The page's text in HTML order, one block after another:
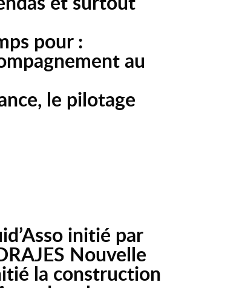
pour :
au
le pilotage
initié par
Nouvelle
la construction